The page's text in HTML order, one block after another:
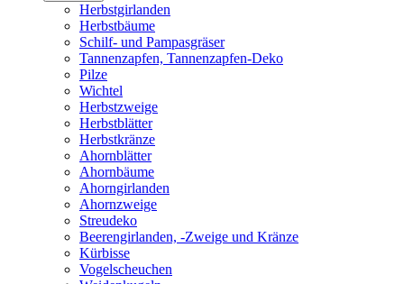
Herbstgirlanden
Herbstbäume
Schilf- und Pampasgräser
Tannenzapfen, Tannenzapfen-Deko
Pilze
Wichtel
Herbstzweige
Herbstblätter
Herbstkränze
Ahornblätter
Ahornbäume
Ahorngirlanden
Ahornzweige
Streudeko
Beerengirlanden, -Zweige und Kränze
Kürbisse
Vogelscheuchen